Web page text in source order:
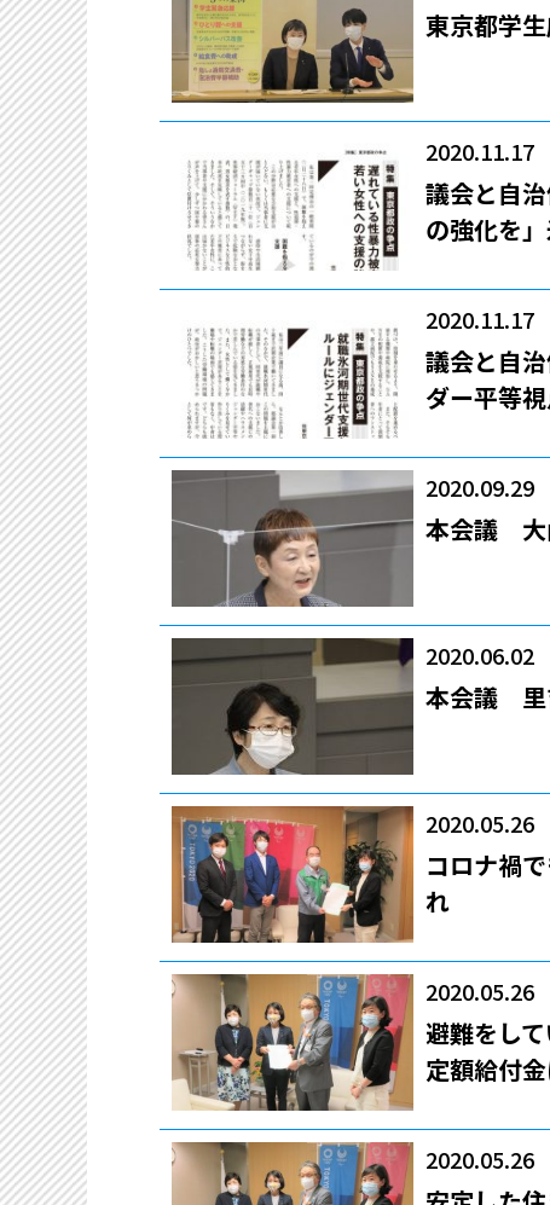
東京都学
2020.11.17
議会と自
の強化を
2020.11.17
議会と自
ダー平等
2020.09.29
本会議 大
2020.06.02
本会議 里
2020.05.26
コロナ禍
れ
2020.05.26
避難をし
定額給付
2020.05.26